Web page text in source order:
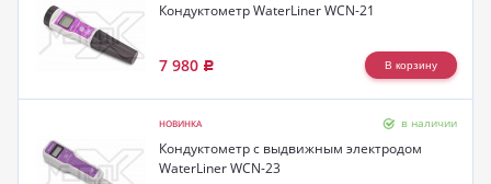
Кондуктометр WaterLiner WCN-21
7 980 Р
НОВИНКА в наличии
Кондуктометр с выдвижным электродом
WaterLiner WCN-23